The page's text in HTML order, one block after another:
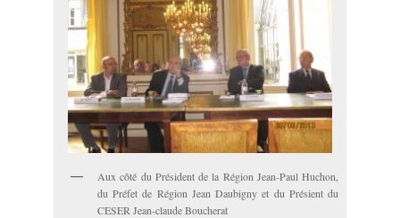
Aux côté du Président de la Région Jean-Paul Huchon,
du Préfet de Région Jean Daubigny et du Présient du
CESER Jean-claude Boucherat